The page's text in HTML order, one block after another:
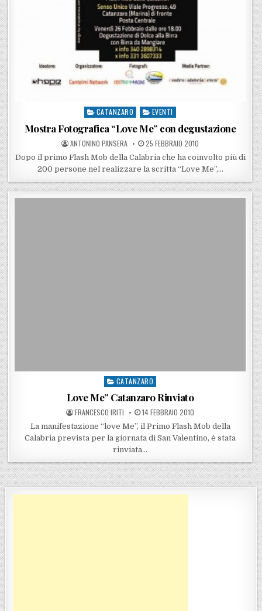
Posted in
CATANZARO EVENTI
Mostra Fotografica “Love Me” con degustazione
POSTED BY
ANTONINO PANSERA POSTED ON
25 FEBBRAIO 2010
Dopo il primo Flash Mob della Calabria che ha coinvolto più di
200 persone nel realizzare la scritta “Love Me”,…
Posted in
CATANZARO
Love Me” Catanzaro Rinviato
POSTED BY
FRANCESCO IRITI POSTED ON
14 FEBBRAIO 2010
La manifestazione “love Me”, il Primo Flash Mob della
Calabria prevista per la giornata di San Valentino, è stata
rinviata…